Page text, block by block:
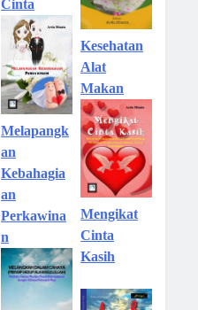
Cinta
Melapangk
an
Kebahagia
an
Perkawina
n
Kesehatan
Alat
Makan
Mengikat
Cinta
Kasih